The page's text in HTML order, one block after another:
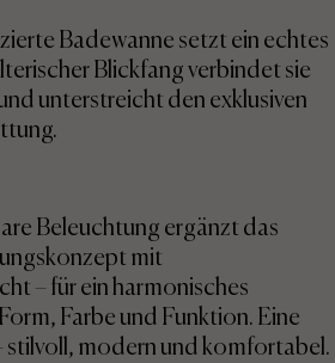
Badewanne setzt ein echtes
Blickfang verbindet sie
unterstreicht den exklusiven
Beleuchtung ergänzt das
mit
– für ein harmonisches
Farbe und Funktion. Eine
stilvoll, modern und komfortabel.